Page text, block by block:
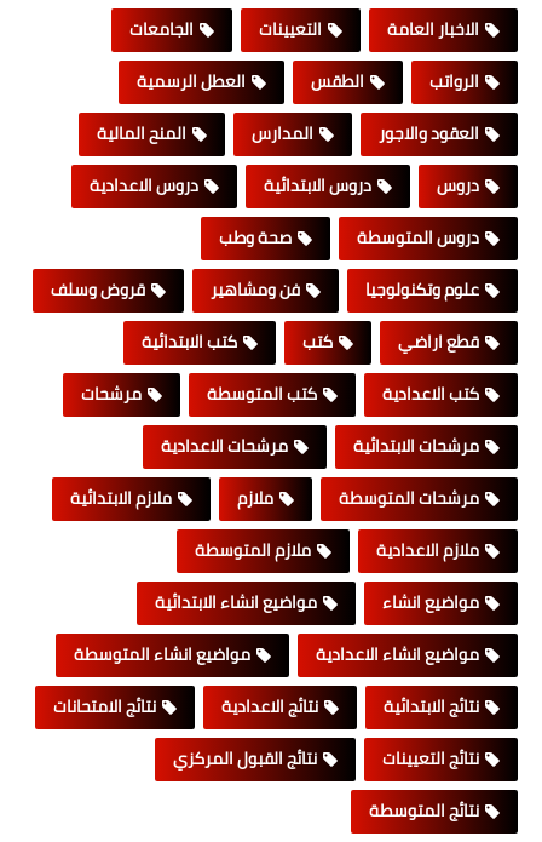
الاخبار العامة
التعيينات
الجامعات
الرواتب
الطقس
العطل الرسمية
العقود والاجور
المدارس
المنح المالية
دروس
دروس الابتدائية
دروس الاعدادية
دروس المتوسطة
صحة وطب
علوم وتكنولوجيا
فن ومشاهير
قروض وسلف
قطع اراضي
كتب
كتب الابتدائية
كتب الاعدادية
كتب المتوسطة
مرشحات
مرشحات الابتدائية
مرشحات الاعدادية
مرشحات المتوسطة
ملازم
ملازم الابتدائية
ملازم الاعدادية
ملازم المتوسطة
مواضيع انشاء
مواضيع انشاء الابتدائية
مواضيع انشاء الاعدادية
مواضيع انشاء المتوسطة
نتائج الابتدائية
نتائج الاعدادية
نتائج الامتحانات
نتائج التعيينات
نتائج القبول المركزي
نتائج المتوسطة